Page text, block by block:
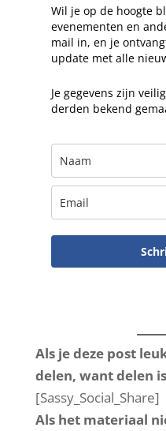
Wil je op de hoogte
evenementen en
mail in, en je
update met alle
Je gegevens zijn
derden bekend
Als je deze post
delen, want delen
[Sassy_Social_Share]
Als het materiaal